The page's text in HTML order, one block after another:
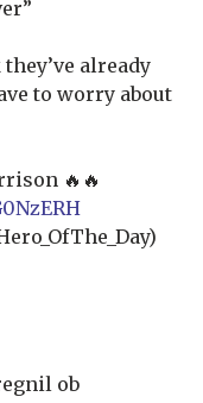
already
to worry about
🔥🔥
ob